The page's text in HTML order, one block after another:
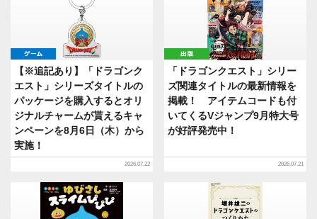
ゲーム
【※追記あり】「ドラゴンク
エスト」シリーズタイトルの
パッケージを購入するとオリ
ジナルチャームが貰えるキャ
ンペーンを8月6日（木）から
実施！
2026.07.22
出版
「ドラゴンクエスト」シリー
ズ関連タイトルの最新情報を
掲載！ アイテムコードも付
いてくるVジャンプ9月特大号
が好評発売中！
2026.07.21